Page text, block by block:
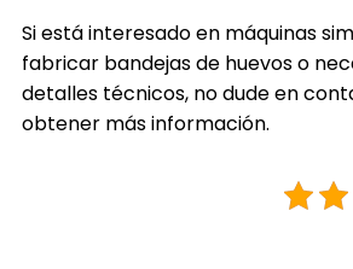
Si está interesado en máquinas
fabricar bandejas de huevos o
detalles técnicos, no dude en
obtener más información.